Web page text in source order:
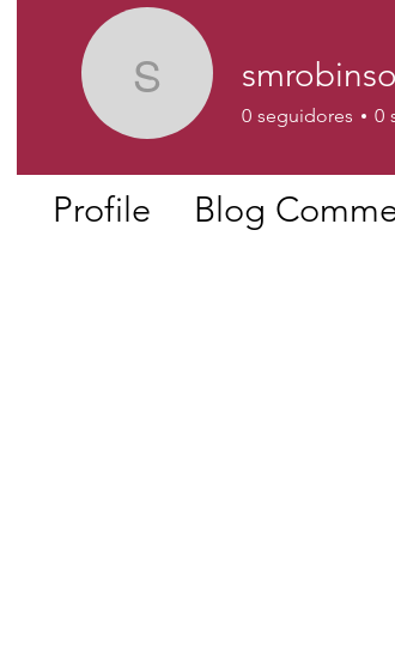
0 seguidores 0
Profile Blog